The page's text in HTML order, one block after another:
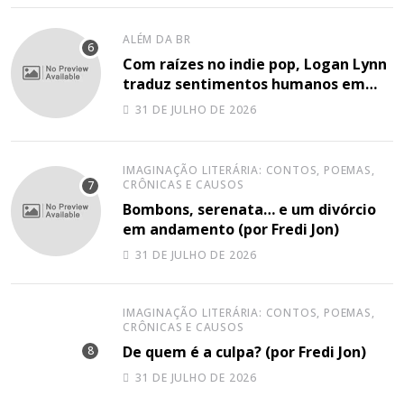
ALÉM DA BR
Com raízes no indie pop, Logan Lynn
traduz sentimentos humanos em
“Everything And Everyone You Have
31 DE JULHO DE 2026
IMAGINAÇÃO LITERÁRIA: CONTOS, POEMAS,
CRÔNICAS E CAUSOS
Bombons, serenata… e um divórcio
em andamento (por Fredi Jon)
31 DE JULHO DE 2026
IMAGINAÇÃO LITERÁRIA: CONTOS, POEMAS,
CRÔNICAS E CAUSOS
De quem é a culpa? (por Fredi Jon)
31 DE JULHO DE 2026